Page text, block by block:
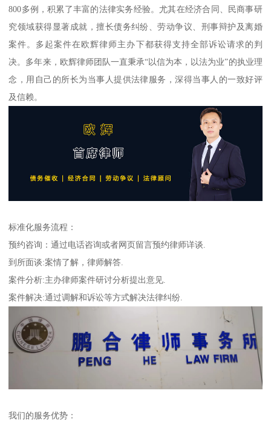
800多例，积累了丰富的法律实务经验。尤其在经济合同、民商事研
究领域获得显著成就，擅长债务纠纷、劳动争议、刑事辩护及离婚
案件。多起案件在欧辉律师主办下都获得支持全部诉讼请求的判
决。多年来，欧辉律师团队一直秉承“以信为本，以法为业”的执业理
念，用自己的所长为当事人提供法律服务，深得当事人的一致好评
及信赖。
标准化服务流程：
预约咨询：通过电话咨询或者网页留言预约律师详谈.
到所面谈:案情了解，律师解答.
案件分析:主办律师案件研讨分析提出意见.
案件解决:通过调解和诉讼等方式解决法律纠纷.
我们的服务优势：